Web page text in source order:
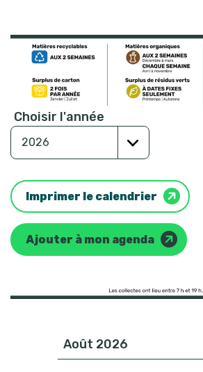
Choisir l'année
Imprimer le calendrier
Ajouter à mon agenda
Août 2026